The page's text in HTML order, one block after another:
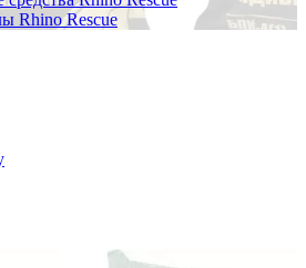
Rhino Rescue